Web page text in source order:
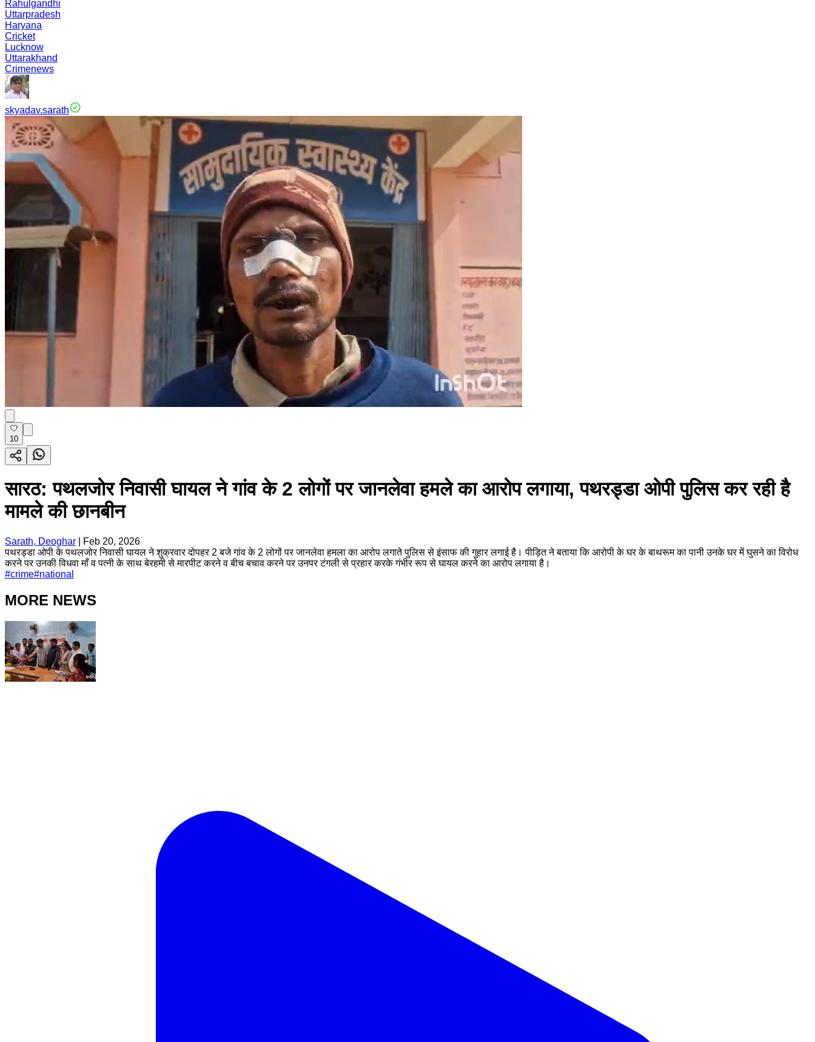
Rahulgandhi
Uttarpradesh
Haryana
Cricket
Lucknow
Uttarakhand
Crimenews
skyadav.sarath
10
सारठ: पथलजोर निवासी घायल ने गांव के 2 लोगों पर जानलेवा हमले का आरोप लगाया, पथरड्डा ओपी पुलिस कर रही है
मामले की छानबीन
Sarath, Deoghar
Feb 20, 2026
पथरड्डा ओपी के पथलजोर निवासी घायल ने शुक्रवार दोपहर 2 बजे गांव के 2 लोगों पर जानलेवा हमला का आरोप लगाते पुलिस से इंसाफ की गुहार लगाई है। पीड़ित ने बताया कि आरोपी के घर के बाथरूम का पानी उनके घर में घुसने का विरोध
करने पर उनकी विधवा माँ व पत्नी के साथ बेरहमी से मारपीट करने व बीच बचाव करने पर उनपर टंगली से प्रहार करके गंभीर रूप से घायल करने का आरोप लगाया है।
#crime#national
MORE NEWS